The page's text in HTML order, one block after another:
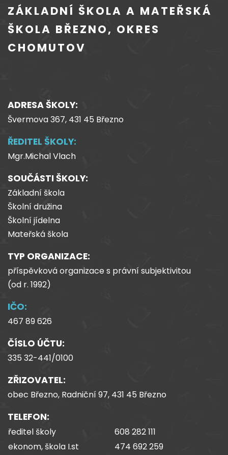
ZÁKLADNÍ ŠKOLA A MATEŘSKÁ
ŠKOLA BŘEZNO, OKRES
CHOMUTOV
ADRESA ŠKOLY:
Švermova 367, 431 45 Březno
ŘEDITEL ŠKOLY:
Mgr.Michal Vlach
SOUČÁSTI ŠKOLY:
Základní škola
Školní družina
Školní jídelna
Mateřská škola
TYP ORGANIZACE:
příspěvková organizace s právní subjektivitou
(od r. 1992)
IČO:
467 89 626
ČÍSLO ÚČTU:
335 32-441/0100
ZŘIZOVATEL:
obec Březno, Radniční 97, 431 45 Březno
TELEFON:
ředitel školy
608 282 111
ekonom, škola I.st
474 692 259